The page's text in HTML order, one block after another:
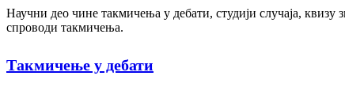
Научни део чине такмичења у дебати, студији случаја,
спроводи такмичења.
Такмичење у дебати